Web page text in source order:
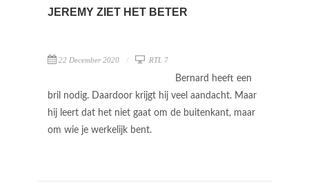
JEREMY ZIET HET BETER
22 December 2020 RTL 7
Bernard heeft een
bril nodig. Daardoor krijgt hij veel aandacht. Maar
hij leert dat het niet gaat om de buitenkant, maar
om wie je werkelijk bent.